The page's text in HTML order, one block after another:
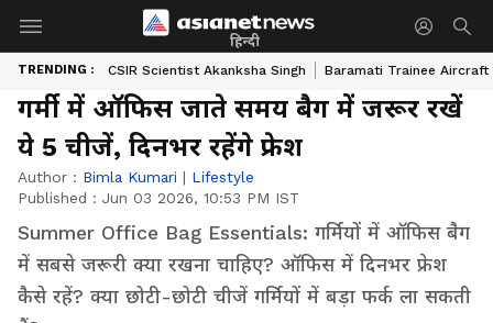
हिन्दी
TRENDING : CSIR Scientist Akanksha Singh Baramati Trainee Aircraft
गर्मी में ऑफिस जाते समय बैग में जरूर रखें
ये 5 चीजें, दिनभर रहेंगे फ्रेश
Author : Bimla Kumari | Lifestyle
Published : Jun 03 2026, 10:53 PM IST
Summer Office Bag Essentials: गर्मियों में ऑफिस बैग
में सबसे जरूरी क्या रखना चाहिए? ऑफिस में दिनभर फ्रेश
कैसे रहें? क्या छोटी-छोटी चीजें गर्मियों में बड़ा फर्क ला सकती